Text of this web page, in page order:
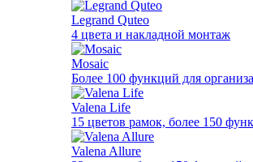
Legrand Quteo
4 цвета и накладной монтаж
Mosaic
Более 100 функций для
Valena Life
15 цветов рамок, более 150
Valena Allure